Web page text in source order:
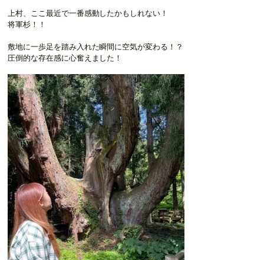
上村、ここ最近で一番感動したかもしれない！
将軍杉！！
敷地に一歩足を踏み入れた瞬間に空気が変わる！？
圧倒的な存在感に心奮えました！